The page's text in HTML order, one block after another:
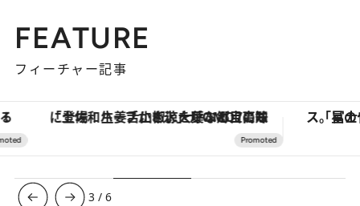
FEATURE
フィーチャー記事
「土佐和ハーブかき氷」がOMO7高知に登場！生姜、山椒、大葉など目にも舌にも涼を呼ぶ郷土の味
3 /6